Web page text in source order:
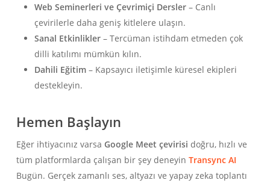
Web Seminerleri ve Çevrimiçi Dersler– Canlı
çevirilerle daha geniş kitlelere ulaşın.
Sanal Etkinlikler– Tercüman istihdam etmeden çok
dilli katılımı mümkün kılın.
Dahili Eğitim– Kapsayıcı iletişimle küresel ekipleri
destekleyin.
Hemen Başlayın
Eğer ihtiyacınız varsa Google Meet çevirisi doğru, hızlı ve
tüm platformlarda çalışan bir şey deneyin Transync AI
Bugün. Gerçek zamanlı ses, altyazı ve yapay zeka toplantı